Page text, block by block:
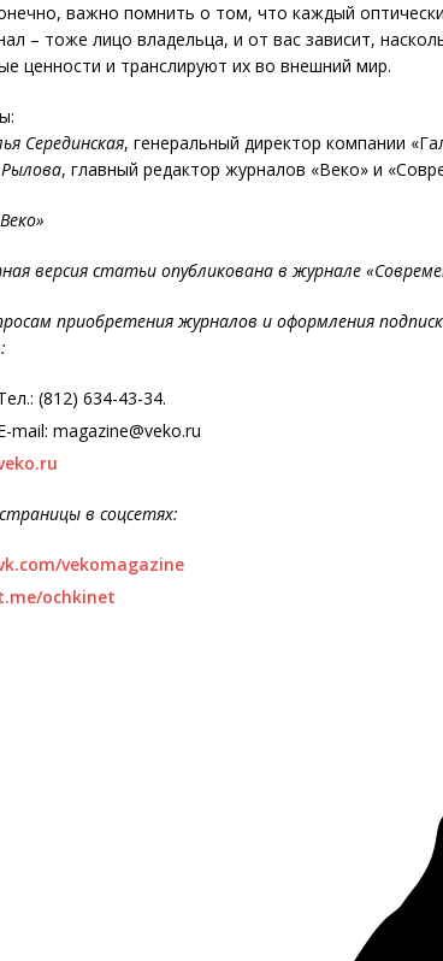
важно помнить о том, что каждый
– тоже лицо владельца, и от вас зависит,
ценности и транслируют их во внешний мир.
Серединская, генеральный директор компании
, главный редактор журналов «Веко» и
версия статьи опубликована в журнале
приобретения журналов и оформления
(812) 634-43-34.
mail: magazine@veko.ru
в соцсетях:
vekomagazine
ochkinet